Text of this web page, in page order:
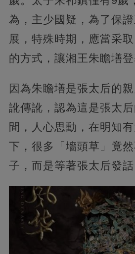
為，主少國疑，為了保
展，特殊時期，應當采取
的方式，讓湘王朱瞻墡登
因為朱瞻墡是張太后的
訛傳訛，認為這是張太
間，人心思動，在明知
下，很多「墻頭草」竟
子，而是等著張太后發話